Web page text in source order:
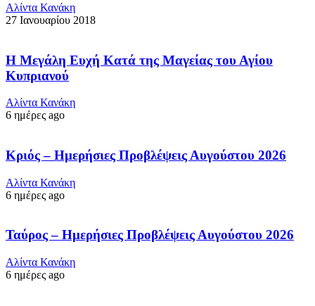
Αλίντα Κανάκη
27 Ιανουαρίου 2018
Η Μεγάλη Ευχή Κατά της Μαγείας του Αγίου
Κυπριανού
Αλίντα Κανάκη
6 ημέρες ago
Κριός – Ημερήσιες Προβλέψεις Αυγούστου 2026
Αλίντα Κανάκη
6 ημέρες ago
Ταύρος – Ημερήσιες Προβλέψεις Αυγούστου 2026
Αλίντα Κανάκη
6 ημέρες ago